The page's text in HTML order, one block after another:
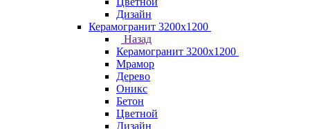
Дизайн
Керамогранит 3200х1200
Назад
Керамогранит 3200х1200
Мрамор
Дерево
Оникс
Бетон
Цветной
Дизайн